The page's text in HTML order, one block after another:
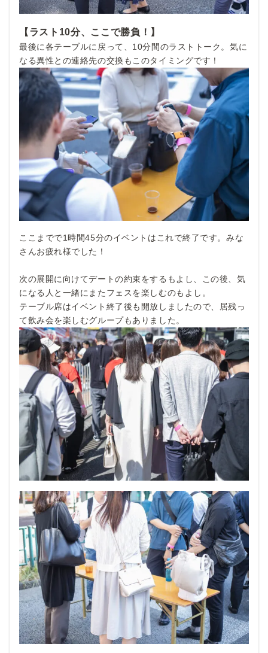
【ラスト10分、ここで勝負！】
最後に各テーブルに戻って、10分間のラストトーク。気に
なる異性との連絡先の交換もこのタイミングです！
ここまでで1時間45分のイベントはこれで終了です。みな
さんお疲れ様でした！
次の展開に向けてデートの約束をするもよし、この後、気
になる人と一緒にまたフェスを楽しむのもよし。
テーブル席はイベント終了後も開放しましたので、居残っ
て飲み会を楽しむグループもありました。